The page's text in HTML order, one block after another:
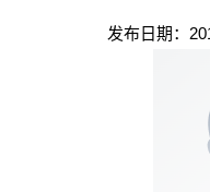
发布日期：